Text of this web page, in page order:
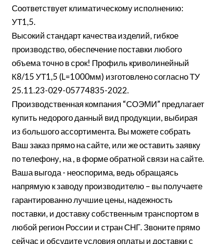
Соответствует климатическому исполнению:
УТ1,5.
Высокий стандарт качества изделий, гибкое
производство, обеспечение поставки любого
объема точно в срок! Профиль криволинейный
К8/15 УТ1,5 (L=1000мм) изготовлено согласно ТУ
25.11.23-029-05774835-2022.
Производственная компания “СОЭМИ” предлагает
купить недорого данный вид продукции, выбирая
из большого ассортимента. Вы можете собрать
Ваш заказ прямо на сайте, или же оставить заявку
по телефону, на , в форме обратной связи на сайте.
Ваша выгода - неоспорима, ведь обращаясь
напрямую к заводу производителю – вы получаете
гарантированно лучшие цены, надежность
поставки, и доставку собственным транспортом в
любой регион России и стран СНГ. Звоните прямо
сейчас и обсудите условия оплаты и доставки с